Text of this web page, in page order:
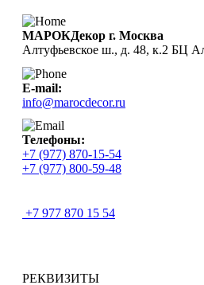
МАРОКДекор г. Москва
Алтуфьевское ш., д. 48, к.2 БЦ
E-mail:
info@marocdecor.ru
Телефоны:
+7 (977) 870-15-54
+7 (977) 800-59-48
+7 977 870 15 54
РЕКВИЗИТЫ